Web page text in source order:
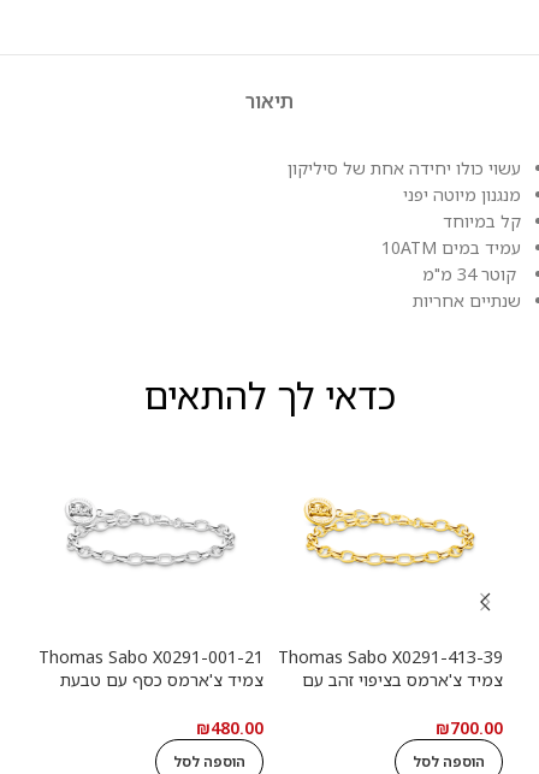
תיאור
עשוי כולו יחידה אחת של סיליקון
מנגנון מיוטה יפני
קל במיוחד
עמיד במים 10ATM
קוטר 34 מ"מ
שנתיים אחריות
כדאי לך להתאים
Thomas Sabo X0291-413-39
צמיד צ'ארמס בציפוי זהב עם
₪700.00
הוספה לסל
Thomas Sabo X0291-001-21
צמיד צ'ארמס כסף עם טבעת
₪480.00
הוספה לסל